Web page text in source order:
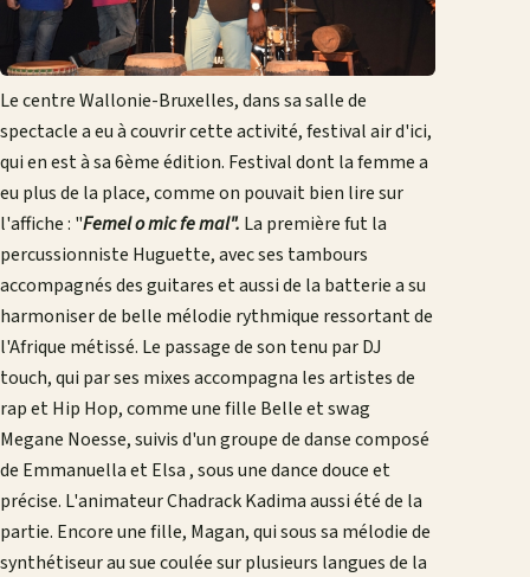
Le centre Wallonie-Bruxelles, dans sa salle de
spectacle a eu à couvrir cette activité, festival air d'ici,
qui en est à sa 6ème édition. Festival dont la femme a
eu plus de la place, comme on pouvait bien lire sur
l'affiche : "Femel o mic fe mal". La première fut la
percussionniste Huguette, avec ses tambours
accompagnés des guitares et aussi de la batterie a su
harmoniser de belle mélodie rythmique ressortant de
l'Afrique métissé. Le passage de son tenu par DJ
touch, qui par ses mixes accompagna les artistes de
rap et Hip Hop, comme une fille Belle et swag
Megane Noesse, suivis d'un groupe de danse composé
de Emmanuella et Elsa , sous une dance douce et
précise. L'animateur Chadrack Kadima aussi été de la
partie. Encore une fille, Magan, qui sous sa mélodie de
synthétiseur au sue coulée sur plusieurs langues de la